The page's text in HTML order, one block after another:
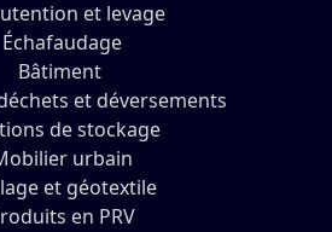
et levage
Échafaudage
Bâtiment
et déversements
de stockage
urbain
et géotextile
en PRV